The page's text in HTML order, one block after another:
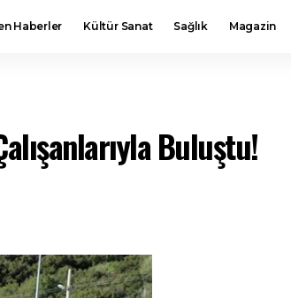
Haberler Kültür Sanat Sağlık Magazin
Buluştu!